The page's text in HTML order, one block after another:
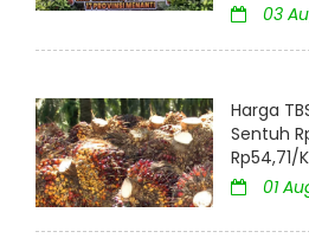
03
Harga
Sentuh
Rp54,71/
01